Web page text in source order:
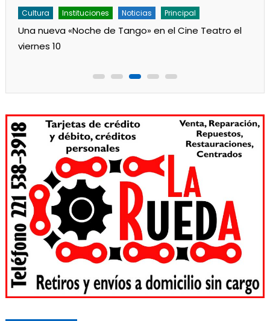
Cultura Instituciones Noticias Principal
Una nueva «Noche de Tango» en el Cine Teatro el
viernes 10